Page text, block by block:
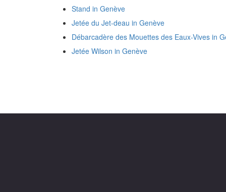
Stand in Genève
Jetée du Jet-deau in Genève
Débarcadère des Mouettes des Eaux-Vives in
Jetée Wilson in Genève